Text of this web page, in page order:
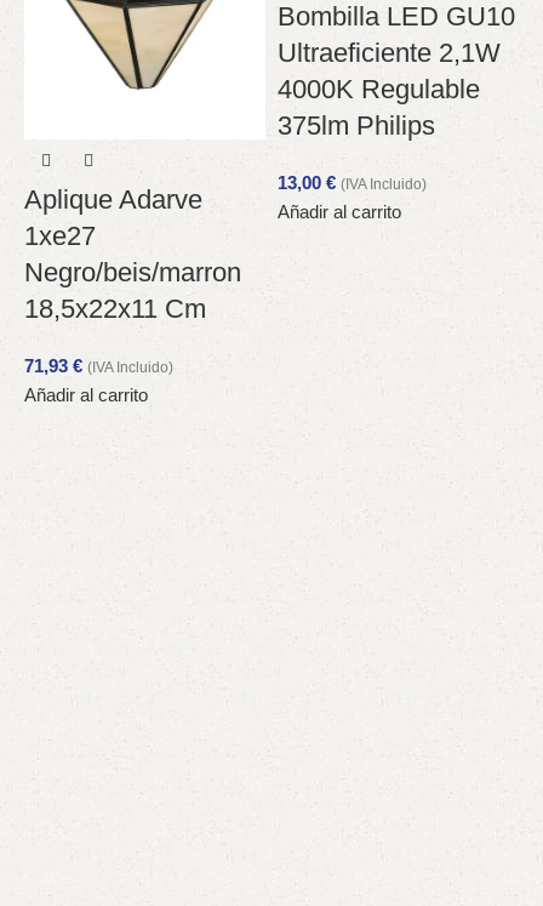
Aplique Adarve
1xe27
Negro/beis/marron
18,5x22x11 Cm
71,93 € (IVA Incluido)
Añadir al carrito
Bombilla LED GU10
Ultraeficiente 2,1W
4000K Regulable
375lm Philips
13,00 € (IVA Incluido)
Añadir al carrito